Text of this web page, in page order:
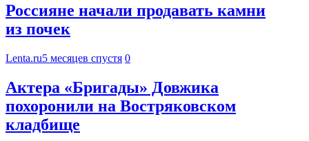
Россияне начали продавать камни
из почек
Lenta.ru5 месяцев спустя 0
Актера «Бригады» Довжика
похоронили на Востряковском
кладбище